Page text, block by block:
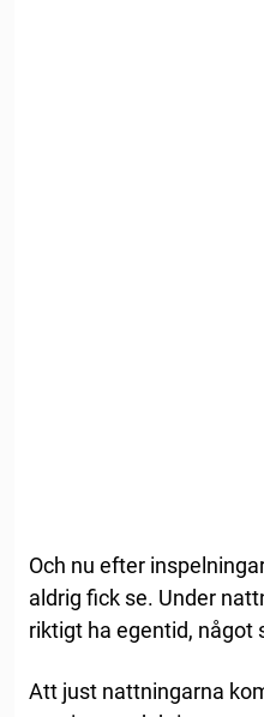
Och nu efter
aldrig fick se. Under
riktigt ha egentid, något
Att just nattningarna